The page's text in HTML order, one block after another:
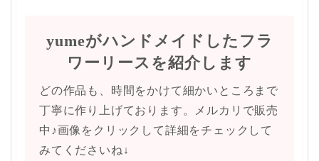
yumeがハンドメイドしたフラ
ワーリースを紹介します
どの作品も、時間をかけて細かいところまで
丁寧に作り上げております。メルカリで販売
中♪画像をクリックして詳細をチェックして
みてくださいね↓